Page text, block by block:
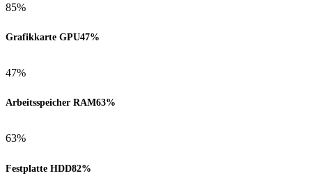
85%
Grafikkarte GPU47%
47%
Arbeitsspeicher RAM63%
63%
Festplatte HDD82%